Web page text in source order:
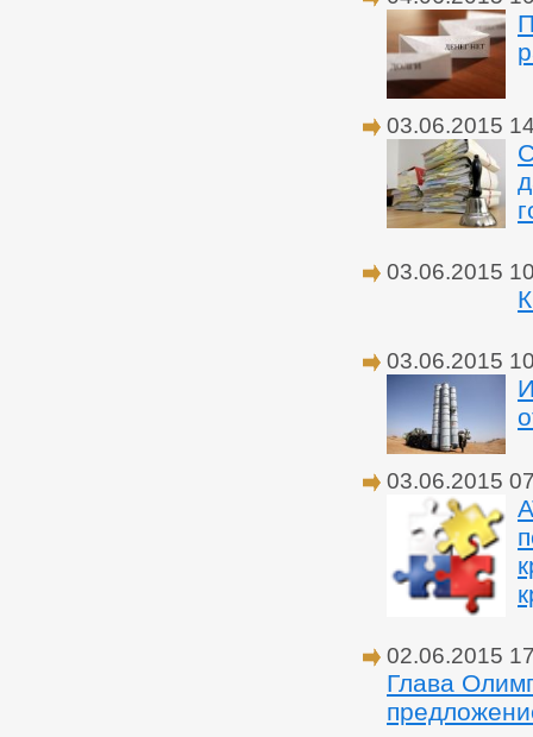
03.06.2015
03.06.2015
03.06.2015
03.06.2015
02.06.2015
Глава